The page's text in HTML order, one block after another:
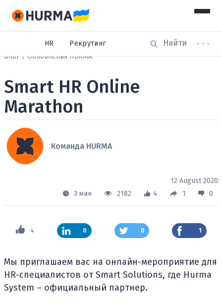
HR
Рекрутинг
Блог
Обновления HURMA
Smart HR Online
Marathon
Команда HURMA
12 August 2020
3 мин
2182 4 1 0
4 0 0 1
Мы приглашаем вас на онлайн-мероприятие для
HR-специалистов от Smart Solutions, где Hurma
System – официальный партнер.